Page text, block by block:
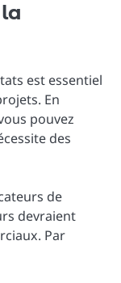
est essentiel
En
pouvez
des
de
devraient
Par